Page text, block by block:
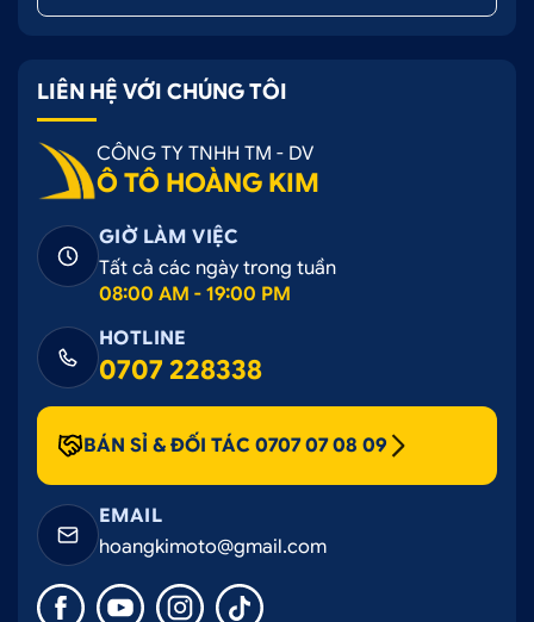
LIÊN HỆ VỚI CHÚNG TÔI
CÔNG TY TNHH TM - DV
Ô TÔ HOÀNG KIM
GIỜ LÀM VIỆC
Tất cả các ngày trong tuần
08:00 AM - 19:00 PM
HOTLINE
0707 228338
BÁN SỈ & ĐỐI TÁC 0707 07 08 09
EMAIL
hoangkimoto@gmail.com